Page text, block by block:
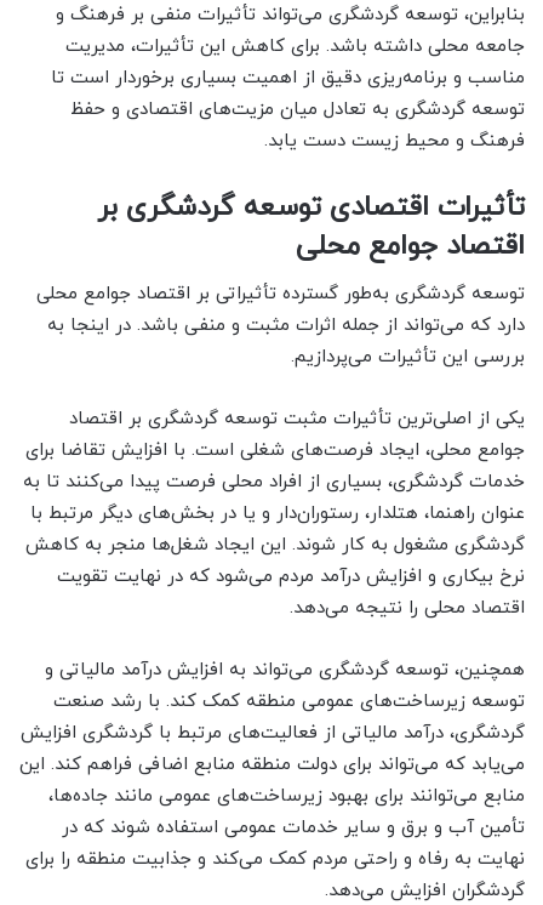
بنابراین، توسعه گردشگری می‌تواند تأثیرات منفی بر فرهنگ و
جامعه محلی داشته باشد. برای کاهش این تأثیرات، مدیریت
مناسب و برنامه‌ریزی دقیق از اهمیت بسیاری برخوردار است تا
توسعه گردشگری به تعادل میان مزیت‌های اقتصادی و حفظ
فرهنگ و محیط زیست دست یابد.
تأثیرات اقتصادی توسعه گردشگری بر
اقتصاد جوامع محلی
توسعه گردشگری به‌طور گسترده تأثیراتی بر اقتصاد جوامع محلی
دارد که می‌تواند از جمله اثرات مثبت و منفی باشد. در اینجا به
بررسی این تأثیرات می‌پردازیم.
یکی از اصلی‌ترین تأثیرات مثبت توسعه گردشگری بر اقتصاد
جوامع محلی، ایجاد فرصت‌های شغلی است. با افزایش تقاضا برای
خدمات گردشگری، بسیاری از افراد محلی فرصت پیدا می‌کنند تا به
عنوان راهنما، هتلدار، رستوران‌دار و یا در بخش‌های دیگر مرتبط با
گردشگری مشغول به کار شوند. این ایجاد شغل‌ها منجر به کاهش
نرخ بیکاری و افزایش درآمد مردم می‌شود که در نهایت تقویت
اقتصاد محلی را نتیجه می‌دهد.
همچنین، توسعه گردشگری می‌تواند به افزایش درآمد مالیاتی و
توسعه زیرساخت‌های عمومی منطقه کمک کند. با رشد صنعت
گردشگری، درآمد مالیاتی از فعالیت‌های مرتبط با گردشگری افزایش
می‌یابد که می‌تواند برای دولت منطقه منابع اضافی فراهم کند. این
منابع می‌توانند برای بهبود زیرساخت‌های عمومی مانند جاده‌ها،
تأمین آب و برق و سایر خدمات عمومی استفاده شوند که در
نهایت به رفاه و راحتی مردم کمک می‌کند و جذابیت منطقه را برای
گردشگران افزایش می‌دهد.